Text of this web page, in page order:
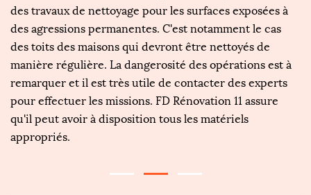
des travaux de nettoyage pour les surfaces exposées à
des agressions permanentes. C'est notamment le cas
des toits des maisons qui devront être nettoyés de
manière régulière. La dangerosité des opérations est à
remarquer et il est très utile de contacter des experts
pour effectuer les missions. FD Rénovation 11 assure
qu'il peut avoir à disposition tous les matériels
appropriés.